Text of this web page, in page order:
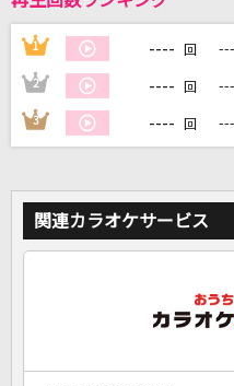
1 ---- 回
2 ---- 回
3 ---- 回
関連カラオケサービス